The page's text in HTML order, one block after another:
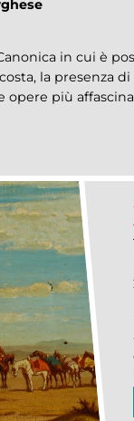
in cui è
la presenza
opere più